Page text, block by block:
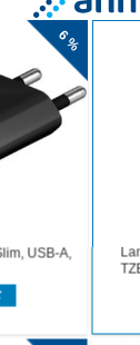
Wheelie Buddy
Wheelie Buddy je
primerna za vse
črte. Zbirajte
medtem ko vozite na
rezultat. Zabavajte
Zmaj reševanje
Rešite zadnjega
EIS in se borite s